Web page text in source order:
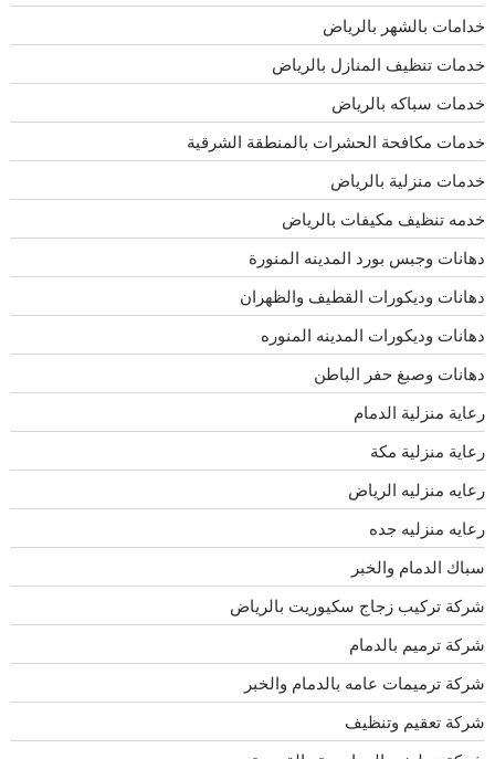
خدامات بالشهر بالرياض
خدمات تنظيف المنازل بالرياض
خدمات سباكه بالرياض
خدمات مكافحة الحشرات بالمنطقة الشرقية
خدمات منزلية بالرياض
خدمه تنظيف مكيفات بالرياض
دهانات وجبس بورد المدينه المنورة
دهانات وديكورات القطيف والظهران
دهانات وديكورات المدينه المنوره
دهانات وصبغ حفر الباطن
رعاية منزلية الدمام
رعاية منزلية مكة
رعايه منزليه الرياض
رعايه منزليه جده
سباك الدمام والخبر
شركة تركيب زجاج سكيوريت بالرياض
شركة ترميم بالدمام
شركة ترميمات عامه بالدمام والخبر
شركة تعقيم وتنظيف